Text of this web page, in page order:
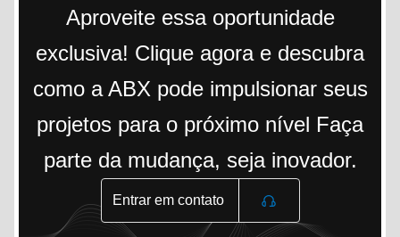
Aproveite essa oportunidade
exclusiva! Clique agora e descubra
como a ABX pode impulsionar seus
projetos para o próximo nível Faça
parte da mudança, seja inovador.
Entrar em contato